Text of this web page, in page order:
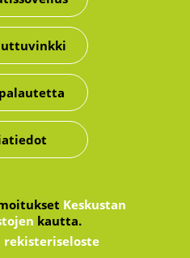
Keskustan
kautta.
rekisteriseloste